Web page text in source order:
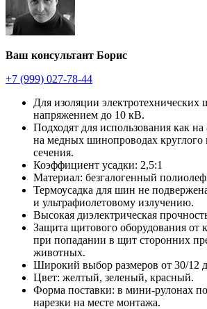
Ваш консультант Борис
+7 (999) 027-78-44
Для изоляции
напряжением до 10 кВ.
Подходят для использования как
на медных шинопроводах круглого
сечения.
Коэффициент усадки: 2,5:1
Материал: безгалогенный
Термоусадка для шин не
и ультрафиолетовому излучению.
Высокая диэлектрическая
Защита щитового оборудования от
при попадании в щит сторонних
животных.
Широкий выбор размеров от 30/12
Цвет: желтый, зеленый, красный.
Форма поставки: в мини-рулонах
нарезки на месте монтажа.